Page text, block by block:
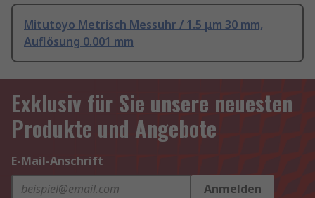
Mitutoyo Metrisch Messuhr / 1.5 μm 30 mm,
Auflösung 0.001 mm
Exklusiv für Sie unsere neuesten
Produkte und Angebote
E-Mail-Anschrift
Anmelden